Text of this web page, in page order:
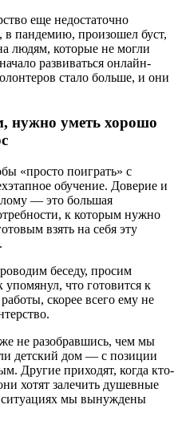
еще недостаточно
в пандемию, произошел буст,
людям, которые не могли
развиваться онлайн-
стало больше, и они
нужно уметь хорошо
«просто поиграть» с
обучение. Доверие и
— это большая
к которым нужно
взять на себя эту
беседу, просим
упомянул, что готовится к
скорее всего ему не
не разобравшись, чем мы
детский дом — с позиции
Другие приходят, когда кто-
хотят залечить душевные
мы вынуждены